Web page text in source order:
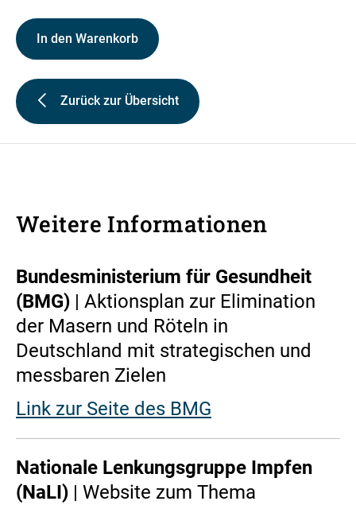
In den Warenkorb
Zurück zur Übersicht
Weitere Informationen
Bundesministerium für Gesundheit
(BMG) | Aktionsplan zur Elimination
der Masern und Röteln in
Deutschland mit strategischen und
messbaren Zielen
Link zur Seite des BMG
Nationale Lenkungsgruppe Impfen
(NaLI) | Website zum Thema